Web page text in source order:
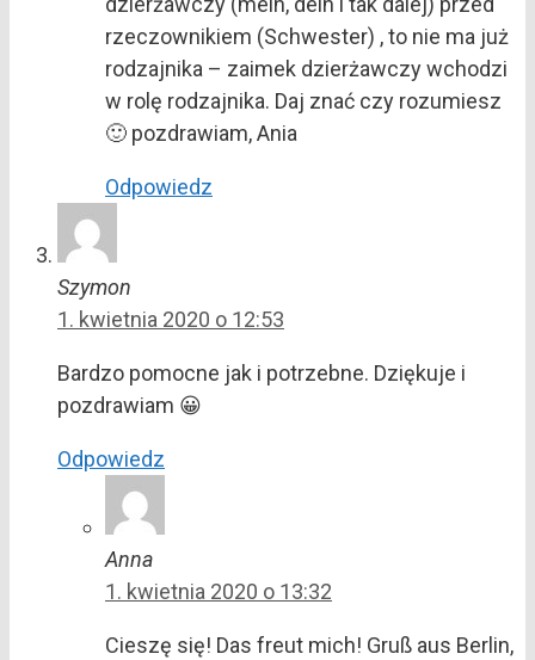
rzeczownikiem (Schwester) , to nie ma już
rodzajnika – zaimek dzierżawczy wchodzi
w rolę rodzajnika. Daj znać czy rozumiesz
🙂 pozdrawiam, Ania
Odpowiedz
Szymon
1. kwietnia 2020 o 12:53
Bardzo pomocne jak i potrzebne. Dziękuje i
pozdrawiam 😀
Odpowiedz
Anna
1. kwietnia 2020 o 13:32
Cieszę się! Das freut mich! Gruß aus Berlin,